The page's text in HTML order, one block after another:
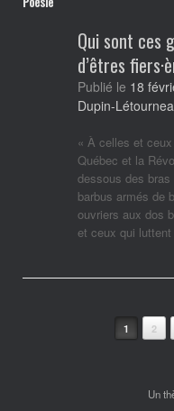
Qui sont ces
d’êtres
Publié le 18
Dupin-
« À celles et ceux
Québec et la
dessous des
barbus armés de
ouvriers aux dos
et ceux qui
1 2
Un